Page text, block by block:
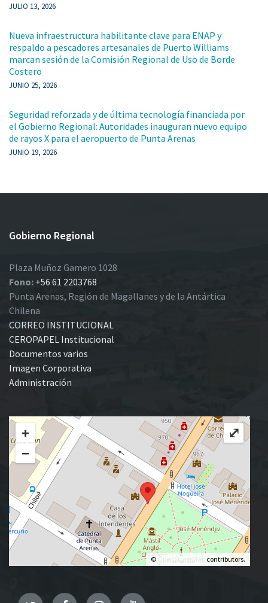
JULIO 13, 2026
Nueva infraestructura habilitante clave para ENAP y
respaldo a pescadores artesanales de Puerto Williams
marcan sesión de la Comisión Regional de Uso de Borde
Costero
JUNIO 25, 2026
Seguridad reforzada y de última tecnología financiada por
el Gobierno Regional: Autoridades inauguran nuevo equipo
de rayos X para el aeropuerto de Punta Arenas
JUNIO 19, 2026
Gobierno Regional
Plaza Muñoz Gamero 1028
Fono: +56 61 2203768
Punta Arenas, Región de Magallanes y de la Antártica
Chilena
CORREO INSTITUCIONAL
CEROPAPEL Institucional
Documentos varios
Imagen Corporativa
Administración
+
−
© OpenStreetMap contributors.
⤢